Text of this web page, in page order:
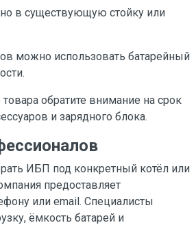
в существующую стойку или
можно использовать батарейный
обратите внимание на срок
и зарядного блока.
ИБП под конкретный котёл или
предоставляет
или email. Специалисты
ёмкость батарей и